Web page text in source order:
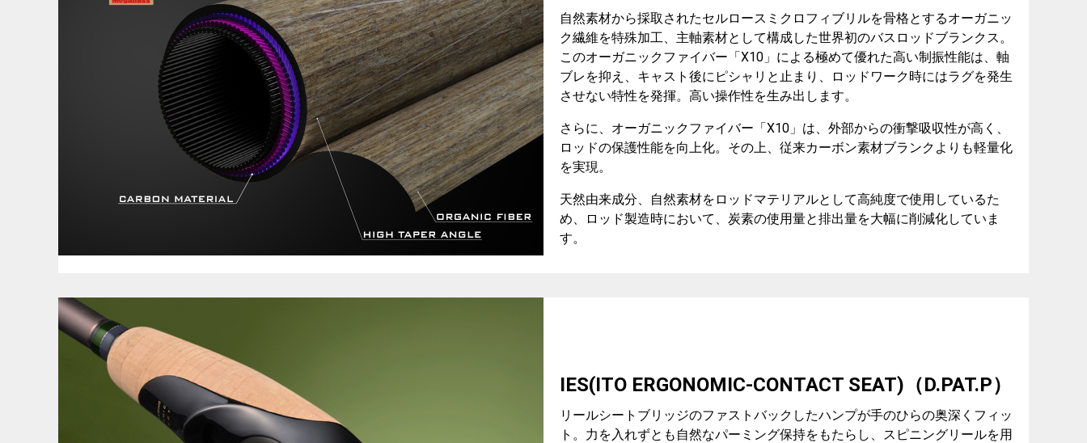
自然素材から採取されたセルロースミクロフィブリルを骨格とするオーガニッ
ク繊維を特殊加工、主軸素材として構成した世界初のバスロッドブランクス。
このオーガニックファイバー「X10」による極めて優れた高い制振性能は、軸
ブレを抑え、キャスト後にピシャリと止まり、ロッドワーク時にはラグを発生
させない特性を発揮。高い操作性を生み出します。
さらに、オーガニックファイバー「X10」は、外部からの衝撃吸収性が高く、
ロッドの保護性能を向上化。その上、従来カーボン素材ブランクよりも軽量化
を実現。
天然由来成分、自然素材をロッドマテリアルとして高純度で使用しているた
め、ロッド製造時において、炭素の使用量と排出量を大幅に削減化していま
す。
IES(ITO ERGONOMIC-CONTACT SEAT)（D.PAT.P）
リールシートブリッジのファストバックしたハンプが手のひらの奥深くフィッ
ト。力を入れずとも自然なパーミング保持をもたらし、スピニングリールを用